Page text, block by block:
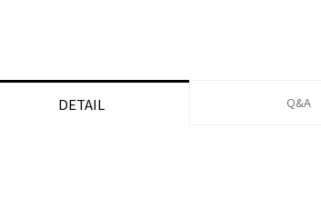
DETAIL Q&A